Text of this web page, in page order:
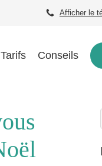
Afficher le
Tarifs Conseils